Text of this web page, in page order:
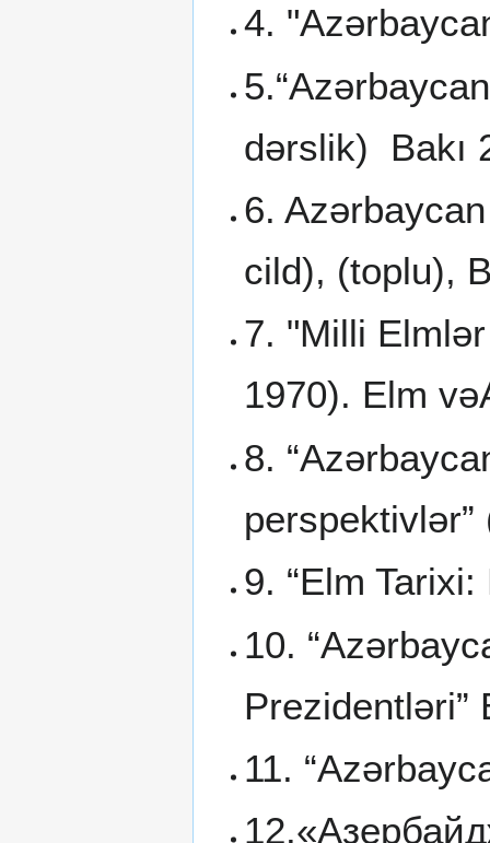
4.
dərslik) Bakı
6.
cild), (toplu),
7. "Milli
1970). Elm
8.
9. “Elm Tarixi:
10.
Prezidentləri”
11.